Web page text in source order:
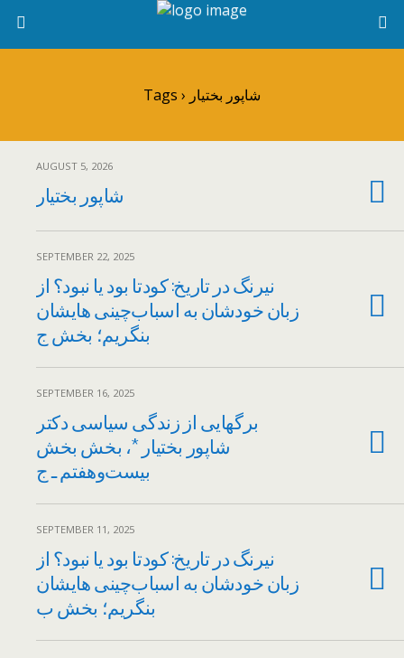
Tags › شاپور بختیار
AUGUST 5, 2026
شاپور بختیار
SEPTEMBER 22, 2025
نیرنگ در تاریخ: کودتا بود یا نبود؟ از
زبان خودشان به اسباب‌چینی هایشان
بنگریم؛ بخش ج
SEPTEMBER 16, 2025
برگهایی از زندگی سیاسی دکتر
شاپور بختیار *، بخش بخش
بیست‌وهفتم ـ ج
SEPTEMBER 11, 2025
نیرنگ در تاریخ: کودتا بود یا نبود؟ از
زبان خودشان به اسباب‌چینی هایشان
بنگریم؛ بخش ب